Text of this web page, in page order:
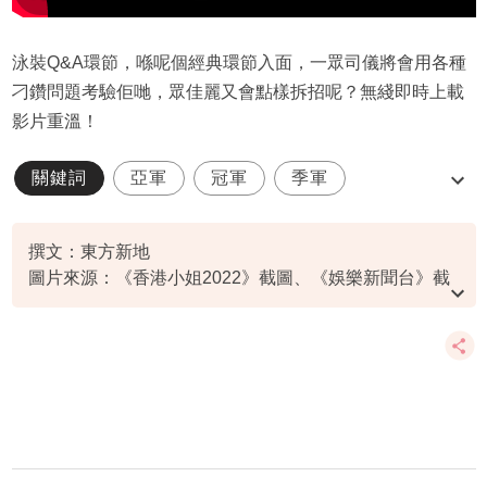
泳裝Q&A環節，喺呢個經典環節入面，一眾司儀將會用各種
刁鑽問題考驗佢哋，眾佳麗又會點樣拆招呢？無綫即時上載
影片重溫！
關鍵詞 亞軍 冠軍 季軍
撰文：東方新地
圖片來源：《香港小姐2022》截圖、《娛樂新聞台》截